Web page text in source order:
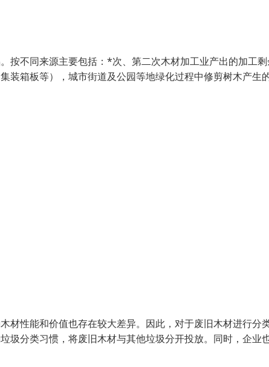
按不同来源主要包括：*次、第二次木材加工业产出的加工
装箱板等），城市街道及公园等地绿化过程中修剪树木产生
材性能和价值也存在较大差异。因此，对于废旧木材进行分
圾分类习惯，将废旧木材与其他垃圾分开投放。同时，企业